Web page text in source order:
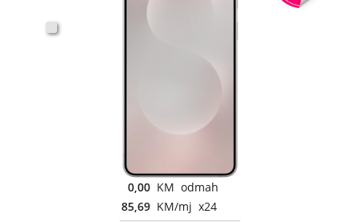
0,00 KM odmah
85,69 KM/mj x24